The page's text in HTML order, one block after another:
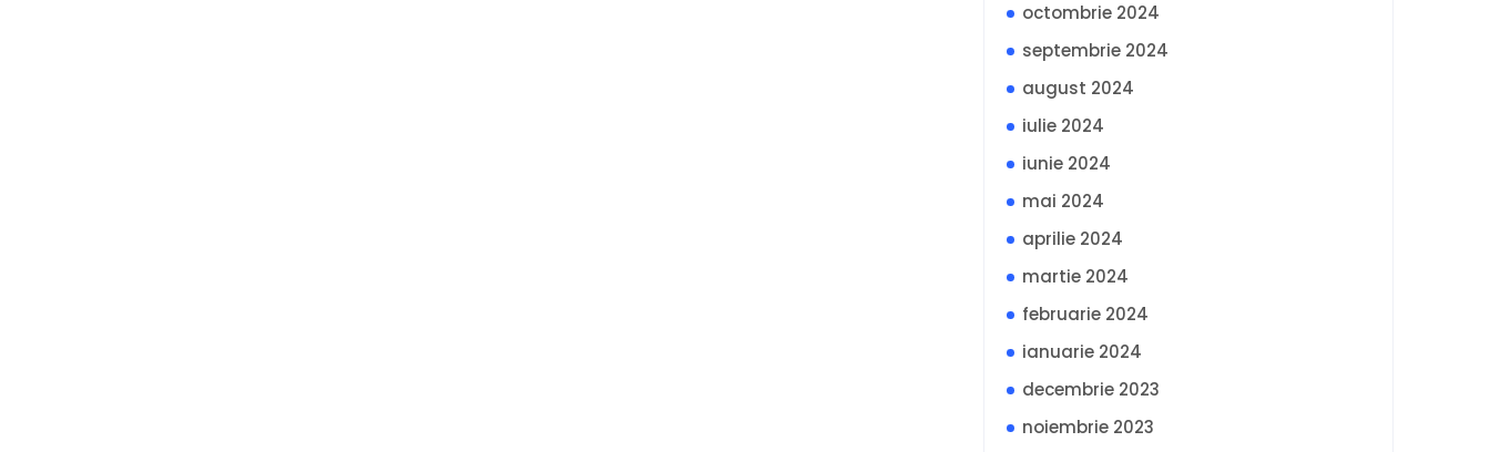
octombrie 2024
septembrie 2024
august 2024
iulie 2024
iunie 2024
mai 2024
aprilie 2024
martie 2024
februarie 2024
ianuarie 2024
decembrie 2023
noiembrie 2023